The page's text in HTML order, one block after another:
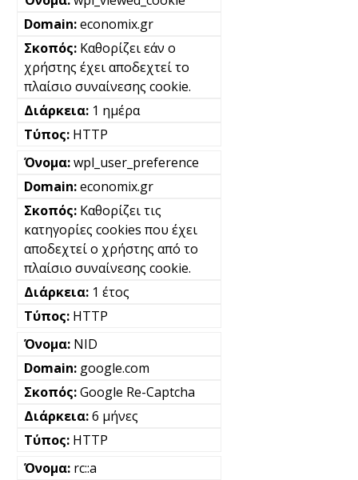
economix.gr
Καθορίζει εάν ο
χρήστης έχει αποδεχτεί το
πλαίσιο συναίνεσης cookie.
1 ημέρα
HTTP
wpl_user_preference
economix.gr
Καθορίζει τις
κατηγορίες cookies που έχει
αποδεχτεί ο χρήστης από το
πλαίσιο συναίνεσης cookie.
1 έτος
HTTP
NID
google.com
Google Re-Captcha
6 μήνες
HTTP
rc::a